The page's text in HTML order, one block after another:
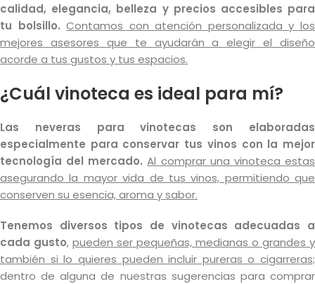
calidad, elegancia, belleza y precios accesibles para
tu bolsillo.Contamos con atención personalizada y los
mejores asesores que te ayudarán a elegir el diseño
acorde a tus gustos y tus espacios.
¿Cuál vinoteca es ideal para mí?
Las neveras para vinotecas son elaboradas
especialmente para conservar tus vinos con la mejor
tecnología del mercado. Al comprar una vinoteca estas
asegurando la mayor vida de tus vinos, permitiendo que
conserven su esencia, aroma y sabor.
Tenemos diversos tipos de vinotecas adecuadas a
cada gusto, pueden ser pequeñas, medianas o grandes y
también si lo quieres pueden incluir pureras o cigarreras;
dentro de alguna de nuestras sugerencias para comprar